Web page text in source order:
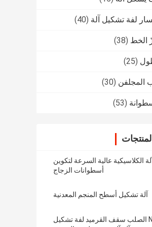
لفة تشكيل آلة (40)
الخط (38)
(25)
المجلفن (30)
(53)
الكلاسيكية عالية السرعة لتكوين
أسطوانات الزجاج
آلة تشكيل أسطح المنجم المعدنية
NO.45 الصلب سقف القرميد لفة تشكيل